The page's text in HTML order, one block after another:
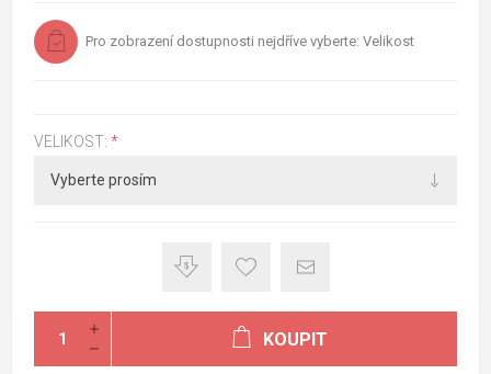
Pro zobrazení dostupnosti nejdříve vyberte: Velikost
VELIKOST: *
KOUPIT